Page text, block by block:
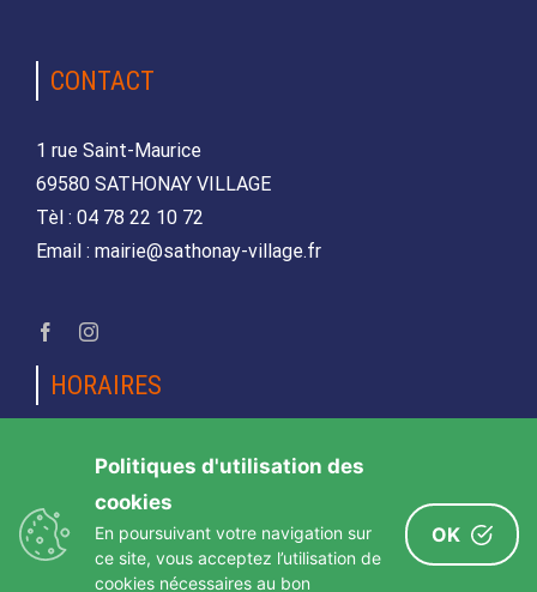
CONTACT
1 rue Saint-Maurice
69580 SATHONAY VILLAGE
Tèl : 04 78 22 10 72
Email : mairie@sathonay-village.fr
HORAIRES
Lundi, mardi, jeudi et vendredi
de 08h30 à 12h00 et de 14h00 à 17h00
Mercredi et samedi
de 08h30 12h00
Politiques d'utilisation des
cookies
En poursuivant votre navigation sur
ce site, vous acceptez l’utilisation de
cookies nécessaires au bon
OK